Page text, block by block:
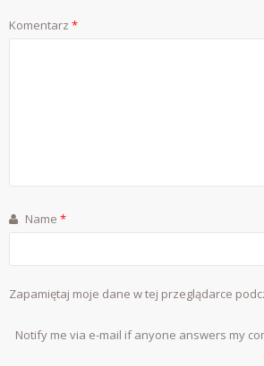
Komentarz *
Name *
Zapamiętaj moje dane w tej przeglądarce
Notify me via e-mail if anyone answers my